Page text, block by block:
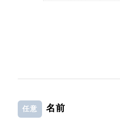
任意 名前